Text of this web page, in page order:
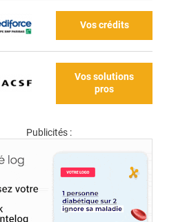
Vos crédits
Vos solutions
pros
Publicités :